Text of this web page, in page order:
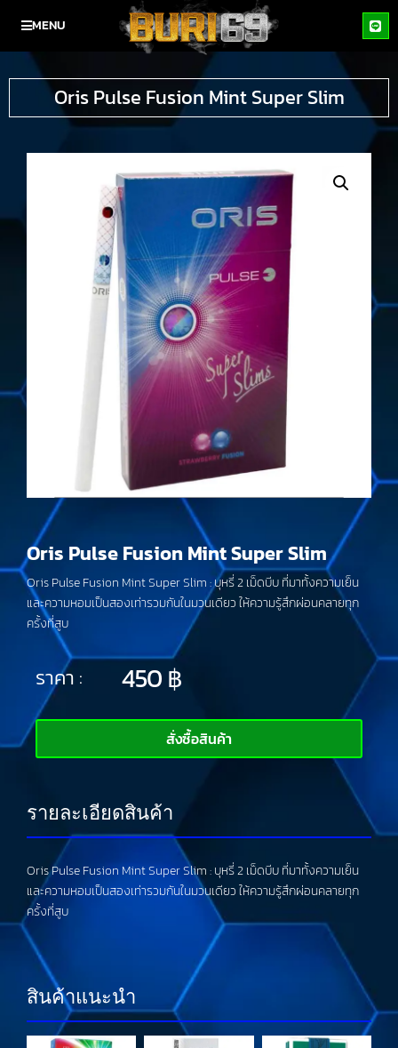
MENU
Oris Pulse Fusion Mint Super Slim
Oris Pulse Fusion Mint Super Slim
Oris Pulse Fusion Mint Super Slim : บุหรี่ 2 เม็ดบีบ ที่มาทั้งความเย็น
และความหอมเป็นสองเท่ารวมกันในมวนเดียว ให้ความรู้สึกผ่อนคลายทุก
ครั้งที่สูบ
ราคา : 450฿
สั่งซื้อสินค้า
รายละเอียดสินค้า
Oris Pulse Fusion Mint Super Slim : บุหรี่ 2 เม็ดบีบ ที่มาทั้งความเย็น
และความหอมเป็นสองเท่ารวมกันในมวนเดียว ให้ความรู้สึกผ่อนคลายทุก
ครั้งที่สูบ
สินค้าแนะนำ